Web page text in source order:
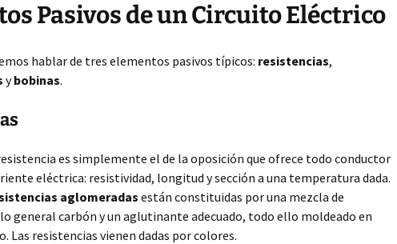
Pasivos de un Circuito Eléctrico
hablar de tres elementos pasivos típicos: resistencias,
ybobinas.
es simplemente el de la oposición que ofrece todo conductor
eléctrica: resistividad, longitud y sección a una temperatura dada.
aglomeradas están constituidas por una mezcla de
general carbón y un aglutinante adecuado, todo ello moldeado en
Las resistencias vienen dadas por colores.